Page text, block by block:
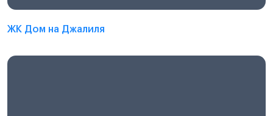
ЖК Дом на Джалиля